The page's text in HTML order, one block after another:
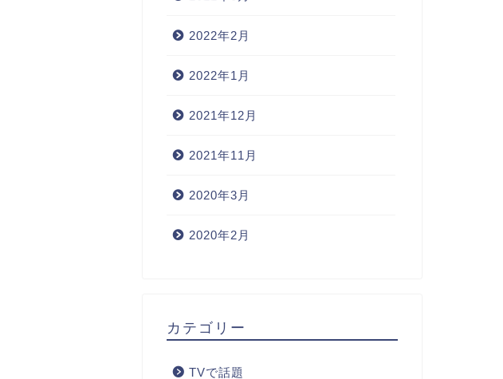
2022年2月
2022年1月
2021年12月
2021年11月
2020年3月
2020年2月
カテゴリー
TVで話題